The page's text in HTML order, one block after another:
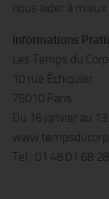
nous aider à
Informations
Les Temps du
10 rue Échiquier
75010 Paris
Du 16 janvier au
Tel : 01 48 01 68 28